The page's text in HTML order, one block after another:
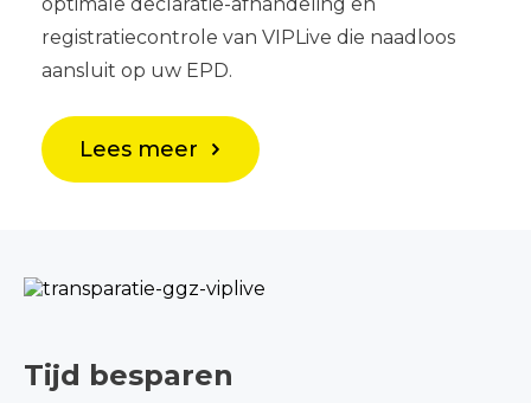
registratiecontrole van VIPLive die naadloos
aansluit op uw EPD.
Lees meer
uitkomsten.
Lees meer
aan op de Consulteren en verwijzen module
voor huisartsen in VIPLive.
Lees meer
Zet de cliënt centraal door beschikbare
informatie over de cliënt uit te wisselen met de
huisarts.
zorgprocessen voor een optimale zorg.
Lees meer
Tijd besparen